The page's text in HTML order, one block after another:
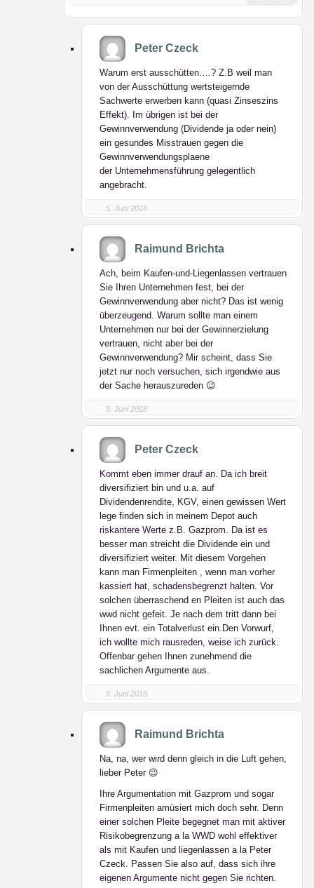
Peter Czeck
Warum erst ausschütten….? Z.B weil man
von der Ausschüttung wertsteigernde
Sachwerte erwerben kann (quasi Zinseszins
Effekt). Im übrigen ist bei der
Gewinnverwendung (Dividende ja oder nein)
ein gesundes Misstrauen gegen die
Gewinnverwendungsplaene
der Unternehmensführung gelegentlich
angebracht.
5. Juni 2018
Raimund Brichta
Ach, beim Kaufen-und-Liegenlassen vertrauen
Sie Ihren Unternehmen fest, bei der
Gewinnverwendung aber nicht? Das ist wenig
überzeugend. Warum sollte man einem
Unternehmen nur bei der Gewinnerzielung
vertrauen, nicht aber bei der
Gewinnverwendung? Mir scheint, dass Sie
jetzt nur noch versuchen, sich irgendwie aus
der Sache herauszureden 😉
5. Juni 2018
Peter Czeck
Kommt eben immer drauf an. Da ich breit
diversifiziert bin und u.a. auf
Dividendenrendite, KGV, einen gewissen Wert
lege finden sich in meinem Depot auch
riskantere Werte z.B. Gazprom. Da ist es
besser man streicht die Dividende ein und
diversifiziert weiter. Mit diesem Vorgehen
kann man Firmenpleiten , wenn man vorher
kassiert hat, schadensbegrenzt halten. Vor
solchen überraschend en Pleiten ist auch das
wwd nicht gefeit. Je nach dem tritt dann bei
Ihnen evt. ein Totalverlust ein.Den Vorwurf,
ich wollte mich rausreden, weise ich zurück.
Offenbar gehen Ihnen zunehmend die
sachlichen Argumente aus.
5. Juni 2018
Raimund Brichta
Na, na, wer wird denn gleich in die Luft gehen,
lieber Peter 😉
Ihre Argumentation mit Gazprom und sogar
Firmenpleiten amüsiert mich doch sehr. Denn
einer solchen Pleite begegnet man mit aktiver
Risikobegrenzung a la WWD wohl effektiver
als mit Kaufen und liegenlassen a la Peter
Czeck. Passen Sie also auf, dass sich ihre
eigenen Argumente nicht gegen Sie richten.